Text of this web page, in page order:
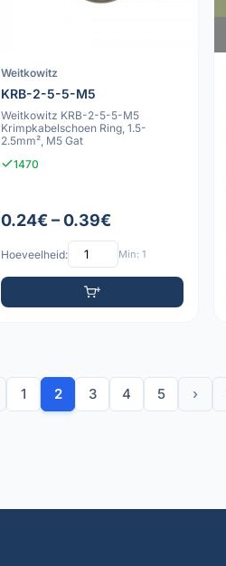
Weitkowitz
KRB-2-5-5-M5
Weitkowitz KRB-2-5-5-M5
Krimpkabelschoen Ring, 1.5-
2.5mm², M5 Gat
1470
0.24€ – 0.39€
Hoeveelheid: Min: 1
1 2 3 4 5 ›